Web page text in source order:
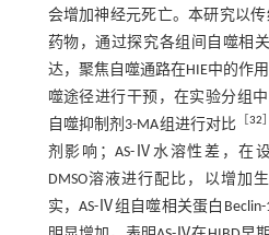
会增加神经元死亡。本研究以
药物，通过探究各组间自噬相
达，聚焦自噬通路在HIE中的作
噬途径进行干预，在实验分组
自噬抑制剂3-MA组进行对比
32
剂影响；AS-Ⅳ水溶性差，在
DMSO溶液进行配比，以增加
实，AS-Ⅳ组自噬相关蛋白